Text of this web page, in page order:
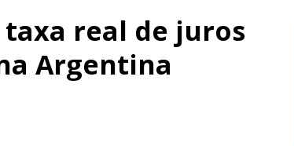
real de juros
Argentina